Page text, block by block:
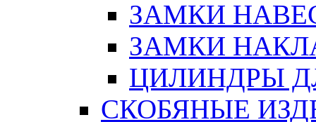
ЗАМКИ
ЗАМКИ
ЦИЛИНДРЫ
СКОБЯНЫЕ